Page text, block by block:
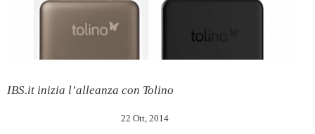
IBS.it inizia l’alleanza con Tolino
22 Ott, 2014